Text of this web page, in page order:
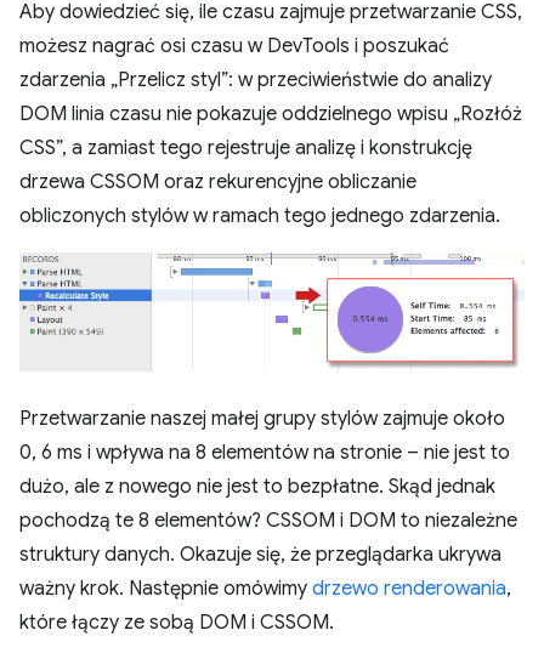
Aby dowiedzieć się, ile czasu zajmuje przetwarzanie CSS,
możesz nagrać osi czasu w DevTools i poszukać
zdarzenia „Przelicz styl”: w przeciwieństwie do analizy
DOM linia czasu nie pokazuje oddzielnego wpisu „Rozłóż
CSS”, a zamiast tego rejestruje analizę i konstrukcję
drzewa CSSOM oraz rekurencyjne obliczanie
obliczonych stylów w ramach tego jednego zdarzenia.
Przetwarzanie naszej małej grupy stylów zajmuje około
0, 6 ms i wpływa na 8 elementów na stronie – nie jest to
dużo, ale z nowego nie jest to bezpłatne. Skąd jednak
pochodzą te 8 elementów? CSSOM i DOM to niezależne
struktury danych. Okazuje się, że przeglądarka ukrywa
ważny krok. Następnie omówimy drzewo renderowania,
które łączy ze sobą DOM i CSSOM.